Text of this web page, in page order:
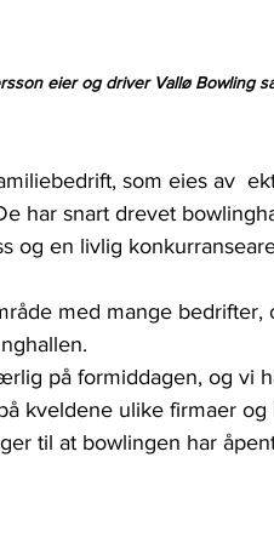
eier og driver Vallø Bowling
som eies av
har snart drevet
og en livlig
med mange
på formiddagen, og vi
kveldene ulike firmaer
til at bowlingen har